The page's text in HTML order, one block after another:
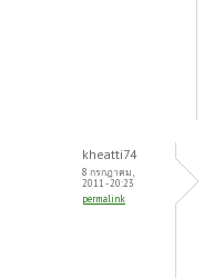
kheatti74
8 กรกฎาคม,
2011 - 20:23
permalink